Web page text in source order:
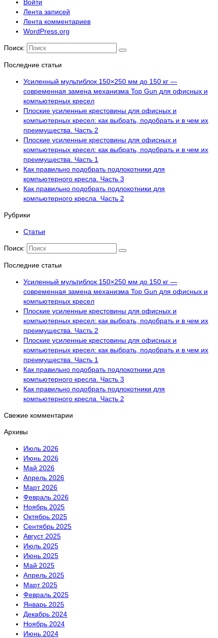
Войти
Лента записей
Лента комментариев
WordPress.org
Поиск:
Последние статьи
Усиленный мультиблок 150×250 мм до 150 кг —
современная замена механизма Top Gun для офисных и
компьютерных кресел
Плоские усиленные крестовины для офисных и
компьютерных кресел: как выбрать, подобрать и в чем их
преимущества. Часть 2
Плоские усиленные крестовины для офисных и
компьютерных кресел: как выбрать, подобрать и в чем их
преимущества. Часть 1
Как правильно подобрать подлокотники для
компьютерного кресла. Часть 3
Как правильно подобрать подлокотники для
компьютерного кресла. Часть 2
Рубрики
Статьи
Поиск:
Последние статьи
Усиленный мультиблок 150×250 мм до 150 кг —
современная замена механизма Top Gun для офисных и
компьютерных кресел
Плоские усиленные крестовины для офисных и
компьютерных кресел: как выбрать, подобрать и в чем их
преимущества. Часть 2
Плоские усиленные крестовины для офисных и
компьютерных кресел: как выбрать, подобрать и в чем их
преимущества. Часть 1
Как правильно подобрать подлокотники для
компьютерного кресла. Часть 3
Как правильно подобрать подлокотники для
компьютерного кресла. Часть 2
Свежие комментарии
Архивы
Июль 2026
Июнь 2026
Май 2026
Апрель 2026
Март 2026
Февраль 2026
Ноябрь 2025
Октябрь 2025
Сентябрь 2025
Август 2025
Июль 2025
Июнь 2025
Май 2025
Апрель 2025
Март 2025
Февраль 2025
Январь 2025
Декабрь 2024
Ноябрь 2024
Июнь 2024